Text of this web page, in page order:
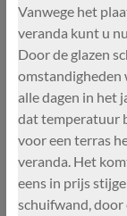
Vanwege het
veranda kunt u
Door de glazen
omstandigheden
alle dagen in het
dat temperatuur
voor een terras
veranda. Het
eens in prijs
schuifwand,